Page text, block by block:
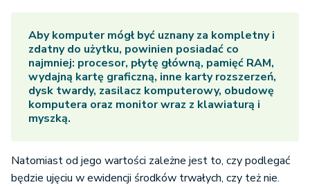
Aby komputer mógł być uznany za kompletny i
zdatny do użytku, powinien posiadać co
najmniej: procesor, płytę główną, pamięć RAM,
wydajną kartę graficzną, inne karty rozszerzeń,
dysk twardy, zasilacz komputerowy, obudowę
komputera oraz monitor wraz z klawiaturą i
myszką.
Natomiast od jego wartości zależne jest to, czy podlegać
będzie ujęciu w ewidencji środków trwałych, czy też nie.